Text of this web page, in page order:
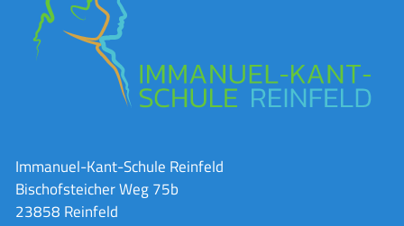
Immanuel-Kant-Schule Reinfeld
Bischofsteicher Weg 75b
23858 Reinfeld